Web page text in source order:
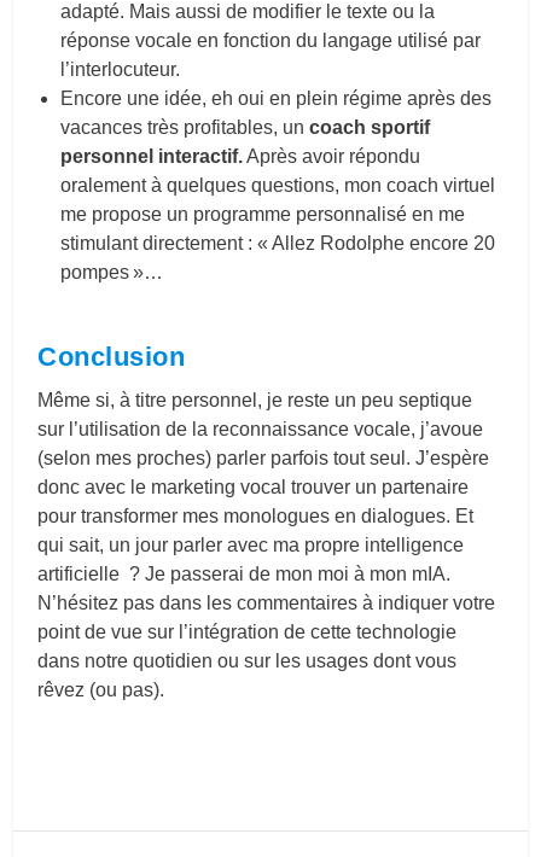
adapté. Mais aussi de modifier le texte ou la
réponse vocale en fonction du langage utilisé par
l’interlocuteur.
Encore une idée, eh oui en plein régime après des
vacances très profitables, un coach sportif
personnel interactif.Après avoir répondu
oralement à quelques questions, mon coach virtuel
me propose un programme personnalisé en me
stimulant directement : « Allez Rodolphe encore 20
pompes »…
Conclusion
Même si, à titre personnel, je reste un peu septique
sur l’utilisation de la reconnaissance vocale, j’avoue
(selon mes proches) parler parfois tout seul. J’espère
donc avec le marketing vocal trouver un partenaire
pour transformer mes monologues en dialogues. Et
qui sait, un jour parler avec ma propre intelligence
artificielle ? Je passerai de mon moi à mon mIA.
N’hésitez pas dans les commentaires à indiquer votre
point de vue sur l’intégration de cette technologie
dans notre quotidien ou sur les usages dont vous
rêvez (ou pas).